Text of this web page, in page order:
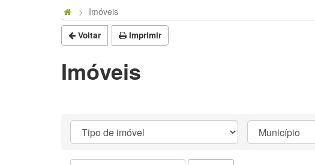
Imóveis
Voltar Imprimir
Imóveis